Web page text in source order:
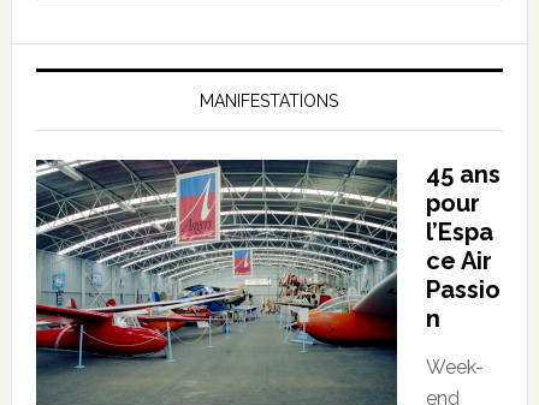
MANIFESTATIONS
45 ans
pour
l’Espa
ce Air
Passio
n
Week-
end